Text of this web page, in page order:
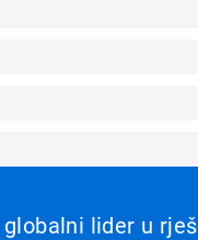
globalni lider u